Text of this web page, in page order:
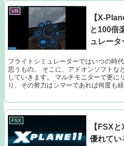
VR
【X-
と100倍
ュレータ
フライトシミュレーターではいつの時
思うもの。 そこに、アドオンソフトな
していきます。 マルチモニターで更に
り、その努力はシマーであれば何度も経
FSX
【FSX
優れてい